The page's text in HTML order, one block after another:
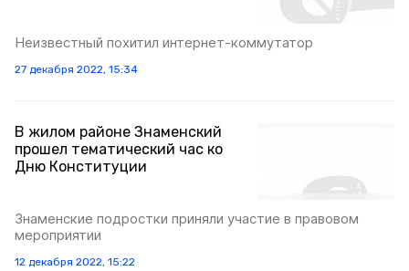
Неизвестный похитил интернет-коммутатор
27 декабря 2022, 15:34
В жилом районе Знаменский
прошел тематический час ко
Дню Конституции
Знаменские подростки приняли участие в правовом
мероприятии
12 декабря 2022, 15:22